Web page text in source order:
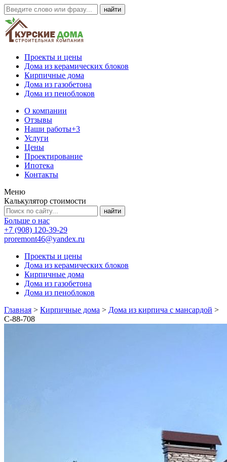
Проекты и цены
Дома из керамических блоков
Кирпичные дома
Дома из газобетона
Дома из пеноблоков
О компании
Отзывы
Наши работы+3
Услуги
Цены
Проектирование
Ипотека
Контакты
Меню
Калькулятор стоимости
Больше о нас
+7 (908) 120-39-29
proremont46@yandex.ru
Проекты и цены
Дома из керамических блоков
Кирпичные дома
Дома из газобетона
Дома из пеноблоков
Главная > Кирпичные дома > Дома из кирпича с мансардой >
С-88-708